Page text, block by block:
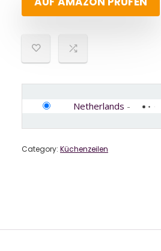
Netherlands -
Category: Küchenzeilen